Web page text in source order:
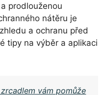
prodlouženou
nátěru je
a ochranu před
tipy na výběr a aplikaci
vám pomůže